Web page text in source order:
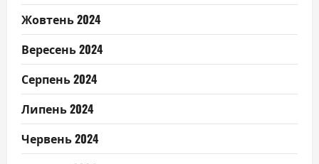
Жовтень 2024
Вересень 2024
Серпень 2024
Липень 2024
Червень 2024